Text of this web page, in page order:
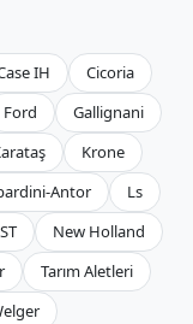
IH
Cicoria
Ford
Gallignani
Krone
Antor
Ls
New Holland
Tarım Aletleri